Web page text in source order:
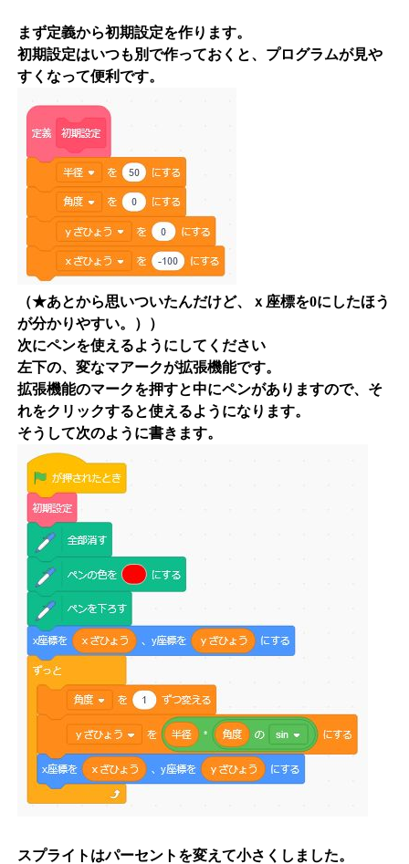
まず定義から初期設定を作ります。
初期設定はいつも別で作っておくと、プログラムが見や
すくなって便利です。
（★あとから思いついたんだけど、ｘ座標を0にしたほう
が分かりやすい。））
次にペンを使えるようにしてください
左下の、変なマアークが拡張機能です。
拡張機能のマークを押すと中にペンがありますので、そ
れをクリックすると使えるようになります。
そうして次のように書きます。
スプライトはパーセントを変えて小さくしました。